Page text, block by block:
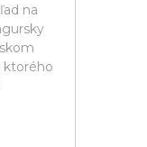
na
ktorého